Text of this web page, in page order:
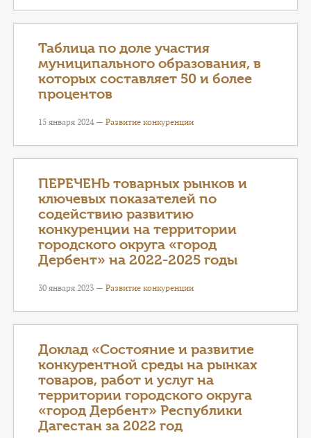
Таблица по доле участия
муниципального образования, в
которых составляет 50 и более
процентов
15 января 2024 — Развитие конкуренции
ПЕРЕЧЕНЬ товарных рынков и
ключевых показателей по
содействию развитию
конкуренции на территории
городского округа «город
Дербент» на 2022-2025 годы
30 января 2023 — Развитие конкуренции
Доклад «Состояние и развитие
конкурентной среды на рынках
товаров, работ и услуг на
территории городского округа
«город Дербент» Республики
Дагестан за 2022 год